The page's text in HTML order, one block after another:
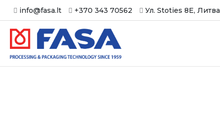
Перейти
к
содержимому
info@fasa.lt +370 343 70562 Ул. Stoties 8E, Литва